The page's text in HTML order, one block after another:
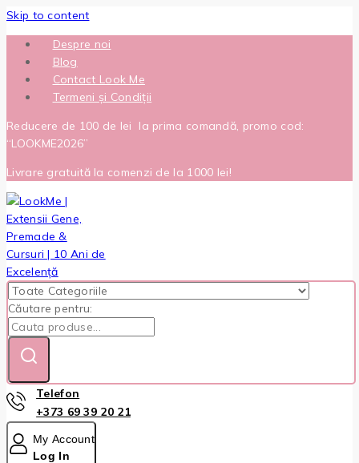
Skip to content
Despre noi
Blog
Contact Look Me
Termeni și Condiții
Reducere de 100 de lei la prima comandă, promo cod:
“LOOKME2026”
Livrare gratuită la comenzi de la 1000 lei!
Căutare pentru:
Telefon
+373 69 39 20 21
My Account
Log In